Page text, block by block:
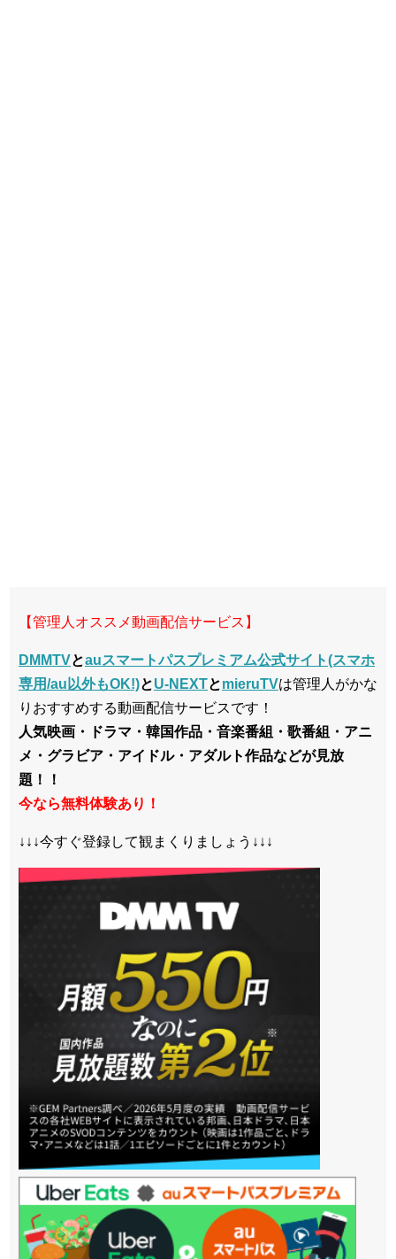
【管理人オススメ動画配信サービス】
DMMTVとauスマートパスプレミアム公式サイト(スマホ
専用/au以外もOK!)とU-NEXTとmieruTVは管理人がかな
りおすすめする動画配信サービスです！
人気映画・ドラマ・韓国作品・音楽番組・歌番組・アニ
メ・グラビア・アイドル・アダルト作品などが見放
題！！
今なら無料体験あり！
↓↓↓今すぐ登録して観まくりましょう↓↓↓